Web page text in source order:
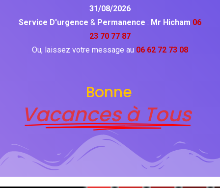
31/08/2026
Service D'urgence & Permanence : Mr Hicham 06
23 70 77 87
Ou, laissez votre message au 06 62 72 73 08
Bonne
Vacances à Tous